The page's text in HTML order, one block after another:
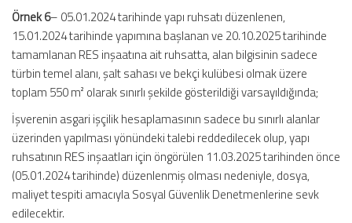
Örnek 6– 05.01.2024 tarihinde yapı ruhsatı düzenlenen,
15.01.2024 tarihinde yapımına başlanan ve 20.10.2025 tarihinde
tamamlanan RES inşaatına ait ruhsatta, alan bilgisinin sadece
türbin temel alanı, şalt sahası ve bekçi kulübesi olmak üzere
toplam 550 m² olarak sınırlı şekilde gösterildiği varsayıldığında;
İşverenin asgari işçilik hesaplamasının sadece bu sınırlı alanlar
üzerinden yapılması yönündeki talebi reddedilecek olup, yapı
ruhsatının RES inşaatları için öngörülen 11.03.2025 tarihinden önce
(05.01.2024 tarihinde) düzenlenmiş olması nedeniyle, dosya,
maliyet tespiti amacıyla Sosyal Güvenlik Denetmenlerine sevk
edilecektir.